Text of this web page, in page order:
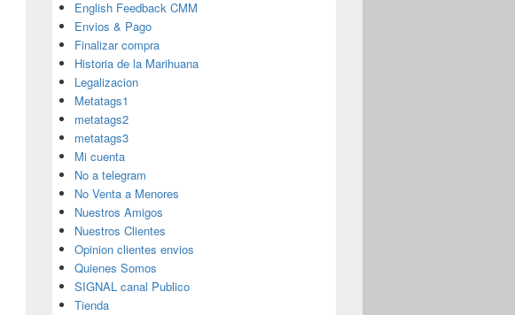
English Feedback CMM
Envios & Pago
Finalizar compra
Historia de la Marihuana
Legalizacion
Metatags1
metatags2
metatags3
Mi cuenta
No a telegram
No Venta a Menores
Nuestros Amigos
Nuestros Clientes
Opinion clientes envios
Quienes Somos
SIGNAL canal Publico
Tienda